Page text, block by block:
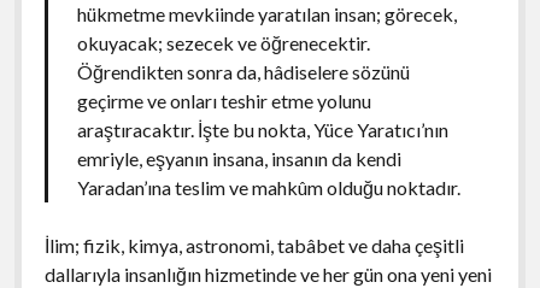
hükmetme mevkiinde yaratılan insan; görecek,
okuyacak; sezecek ve öğrenecektir.
Öğrendikten sonra da, hâdiselere sözünü
geçirme ve onları teshir etme yolunu
araştıracaktır. İşte bu nokta, Yüce Yaratıcı’nın
emriyle, eşyanın insana, insanın da kendi
Yaradan’ına teslim ve mahkûm olduğu noktadır.
İlim; fizik, kimya, astronomi, tabâbet ve daha çeşitli
dallarıyla insanlığın hizmetinde ve her gün ona yeni yeni